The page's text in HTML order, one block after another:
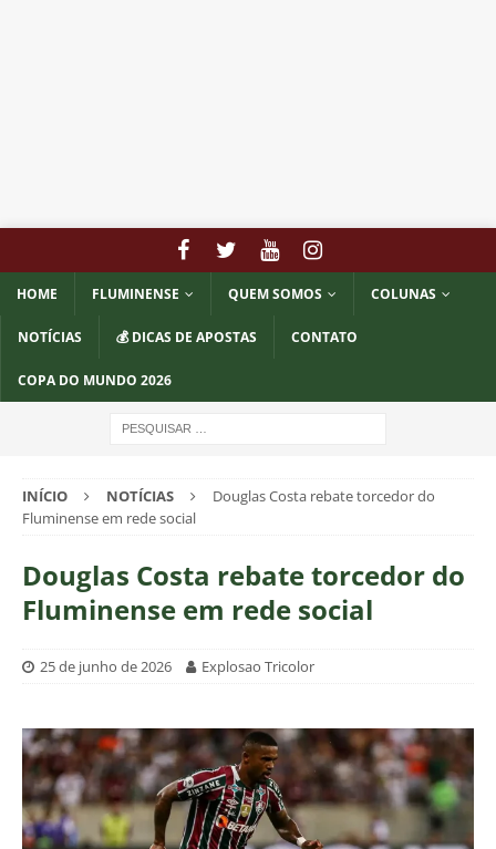
HOME FLUMINENSE QUEM SOMOS COLUNAS
NOTÍCIAS 💰 DICAS DE APOSTAS CONTATO
COPA DO MUNDO 2026
INÍCIO NOTÍCIAS
Douglas Costa rebate torcedor do
Fluminense em rede social
Douglas Costa rebate torcedor do
Fluminense em rede social
25 de junho de 2026 Explosao Tricolor